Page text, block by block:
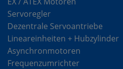
Servoregler
Dezentrale Servoantriebe
Lineareinheiten + Hubzylinder
Asynchronmotoren
Frequenzumrichter